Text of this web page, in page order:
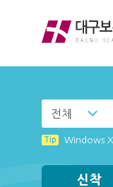
전체
Tip
신착